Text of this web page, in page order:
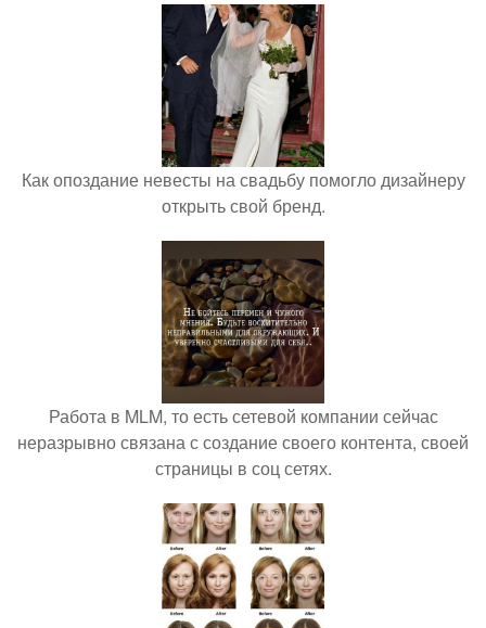
Как опоздание невесты на свадьбу помогло дизайнеру
открыть свой бренд.
Работа в MLM, то есть сетевой компании сейчас
неразрывно связана с создание своего контента, своей
страницы в соц сетях.